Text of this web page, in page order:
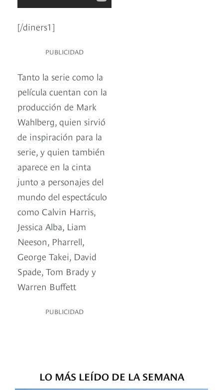
[/diners1]
PUBLICIDAD
Tanto la serie como la
película cuentan con la
producción de Mark
Wahlberg, quien sirvió
de inspiración para la
serie, y quien también
aparece en la cinta
junto a personajes del
mundo del espectáculo
como Calvin Harris,
Jessica Alba, Liam
Neeson, Pharrell,
George Takei, David
Spade, Tom Brady y
Warren Buffett
PUBLICIDAD
LO MÁS LEÍDO DE LA SEMANA